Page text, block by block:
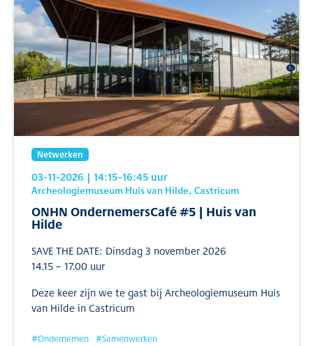
Netwerken
03-11-2026 | 14:15-16:45 uur
Archeologiemuseum Huis van Hilde, Castricum
ONHN OndernemersCafé #5 | Huis van
Hilde
SAVE THE DATE: Dinsdag 3 november 2026
14.15 – 17.00 uur
Deze keer zijn we te gast bij Archeologiemuseum Huis
van Hilde in Castricum
#Ondernemen #Samenwerken